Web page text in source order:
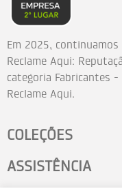
Em 2025,
Reclame Aqui:
categoria Fabricantes
Reclame Aqui.
COLEÇÕES
ASSISTÊNCIA